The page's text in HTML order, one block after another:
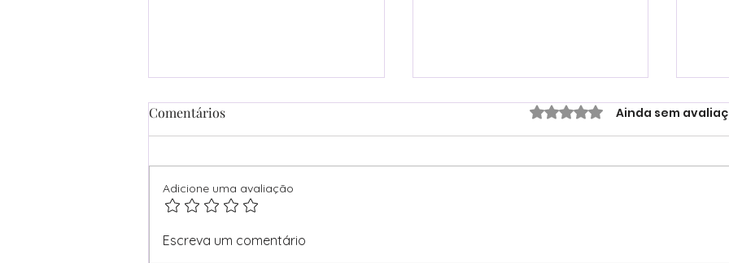
Libertação da Mãe Perfeita:
Seja uma Mãe Nota 7
Mensagem de Amor e
Comentários Avaliado com 0 de 5
Ainda sem
Adicione uma avaliação
Escreva um comentário